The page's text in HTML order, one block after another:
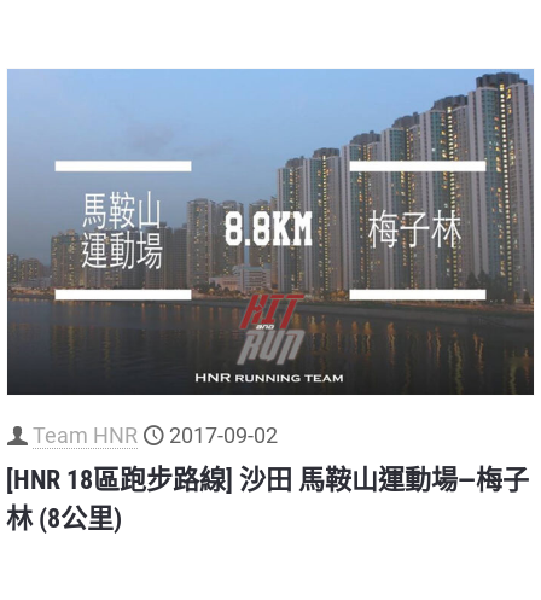
Team HNR 2017-09-02
[HNR 18區跑步路線] 沙田 馬鞍山運動場—梅子
林 (8公里)